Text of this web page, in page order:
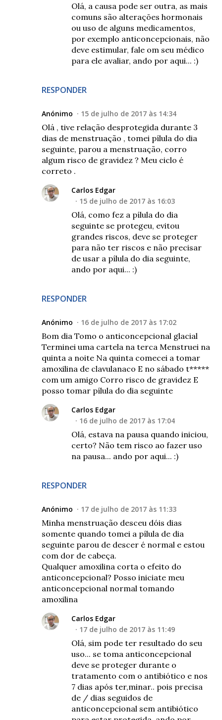
RESPONDER
Olá, a causa pode ser outra, as mais
comuns são alterações hormonais
ou uso de alguns medicamentos,
por exemplo anticoncepcionais, não
deve estimular, fale om seu médico
para ele avaliar, ando por aqui... :)
Anónimo 15 de julho de 2017 às 14:34
Olá , tive relação desprotegida durante 3
dias de menstruação , tomei pílula do dia
seguinte, parou a menstruação, corro
algum risco de gravidez ? Meu ciclo é
correto .
RESPONDER
Carlos Edgar
15 de julho de 2017 às 16:03
Olá, como fez a pílula do dia
seguinte se protegeu, evitou
grandes riscos, deve se proteger
para não ter riscos e não precisar
de usar a pílula do dia seguinte,
ando por aqui... :)
Anónimo 16 de julho de 2017 às 17:02
Bom dia Tomo o anticoncepcional glacial
Terminei uma cartela na terca Menstruei na
quinta a noite Na quinta comecei a tomar
amoxilina de clavulanaco E no sábado t*****
com um amigo Corro risco de gravidez E
posso tomar pílula do dia seguinte
RESPONDER
Carlos Edgar
16 de julho de 2017 às 17:04
Olá, estava na pausa quando iniciou,
certo? Não tem risco ao fazer uso
na pausa... ando por aqui... :)
Anónimo 17 de julho de 2017 às 11:33
Minha menstruação desceu dóis dias
somente quando tomei a pílula de dia
seguinte parou de descer é normal e estou
com dor de cabeça.
Qualquer amoxilina corta o efeito do
anticoncepcional? Posso iniciate meu
anticoncepcional normal tomando
amoxilina
Carlos Edgar
17 de julho de 2017 às 11:49
Olá, sim pode ter resultado do seu
uso... se toma anticoncepcional
deve se proteger durante o
tratamento com o antibiótico e nos
7 dias após ter,minar.. pois precisa
de / dias seguidos de
anticoncepcional sem antibiótico